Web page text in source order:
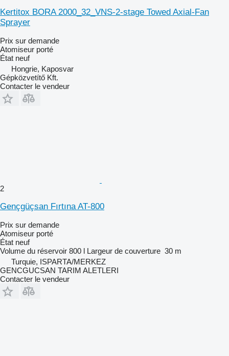
Kertitox BORA 2000_32_VNS-2-stage Towed Axial-Fan
Sprayer
Prix sur demande
Atomiseur porté
État neuf
Hongrie, Kaposvar
Gépközvetítő Kft.
Contacter le vendeur
2
Gençgüçsan Fırtına AT-800
Prix sur demande
Atomiseur porté
État neuf
Volume du réservoir 800 l Largeur de couverture 30 m
Turquie, ISPARTA/MERKEZ
GENCGUCSAN TARIM ALETLERI
Contacter le vendeur